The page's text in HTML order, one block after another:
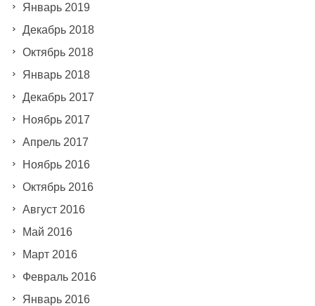
Январь 2019
Декабрь 2018
Октябрь 2018
Январь 2018
Декабрь 2017
Ноябрь 2017
Апрель 2017
Ноябрь 2016
Октябрь 2016
Август 2016
Май 2016
Март 2016
Февраль 2016
Январь 2016